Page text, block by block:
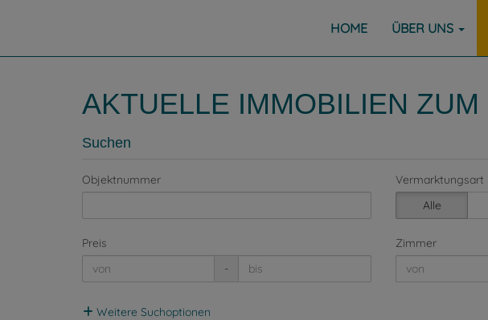
HOME ÜBER UNS
AKTUELLE IMMOBILIEN ZUM
Suchen
Objektnummer
Vermarktungsart
Alle
Preis
-
Zimmer
Weitere Suchoptionen